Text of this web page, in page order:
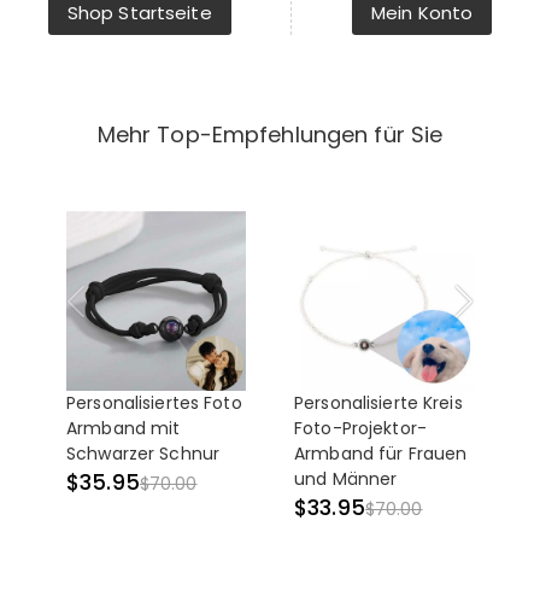
Shop Startseite Mein Konto
Mehr Top-Empfehlungen für Sie
Personalisiertes Foto
Armband mit
Schwarzer Schnur
$35.95$70.00
Personalisierte Kreis
Foto-Projektor-
Armband für Frauen
und Männer
$33.95$70.00